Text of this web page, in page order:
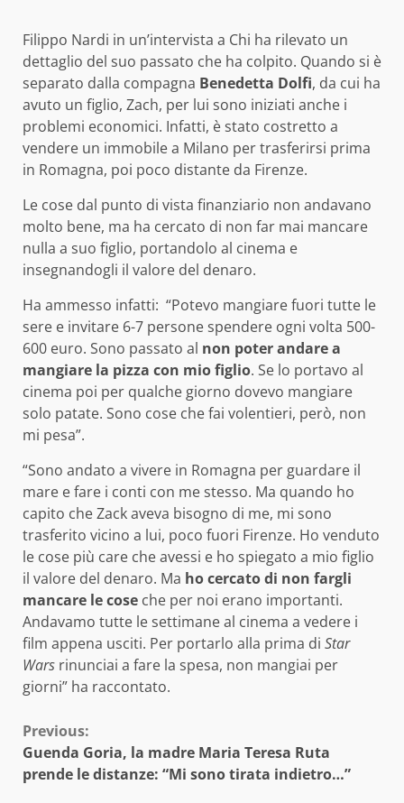
Filippo Nardi in un’intervista a Chi ha rilevato un
dettaglio del suo passato che ha colpito. Quando si è
separato dalla compagna Benedetta Dolfi, da cui ha
avuto un figlio, Zach, per lui sono iniziati anche i
problemi economici. Infatti, è stato costretto a
vendere un immobile a Milano per trasferirsi prima
in Romagna, poi poco distante da Firenze.
Le cose dal punto di vista finanziario non andavano
molto bene, ma ha cercato di non far mai mancare
nulla a suo figlio, portandolo al cinema e
insegnandogli il valore del denaro.
Ha ammesso infatti: “Potevo mangiare fuori tutte le
sere e invitare 6-7 persone spendere ogni volta 500-
600 euro. Sono passato al non poter andare a
mangiare la pizza con mio figlio. Se lo portavo al
cinema poi per qualche giorno dovevo mangiare
solo patate. Sono cose che fai volentieri, però, non
mi pesa”.
“Sono andato a vivere in Romagna per guardare il
mare e fare i conti con me stesso. Ma quando ho
capito che Zack aveva bisogno di me, mi sono
trasferito vicino a lui, poco fuori Firenze. Ho venduto
le cose più care che avessi e ho spiegato a mio figlio
il valore del denaro. Ma ho cercato di non fargli
mancare le cose che per noi erano importanti.
Andavamo tutte le settimane al cinema a vedere i
film appena usciti. Per portarlo alla prima di Star
Wars rinunciai a fare la spesa, non mangiai per
giorni” ha raccontato.
Continue
Reading
Previous:
Guenda Goria, la madre Maria Teresa Ruta
prende le distanze: “Mi sono tirata indietro…”